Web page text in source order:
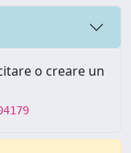
o creare un